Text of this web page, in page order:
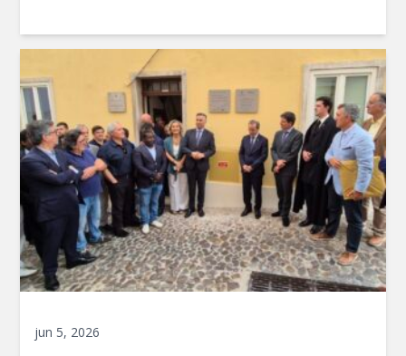
jun 5, 2026